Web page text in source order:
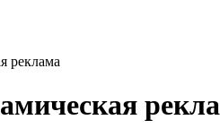
реклама